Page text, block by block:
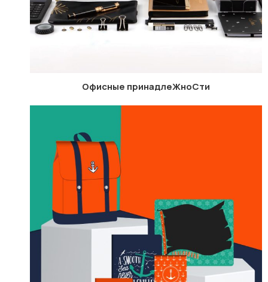
Офисные принадлеЖноCти